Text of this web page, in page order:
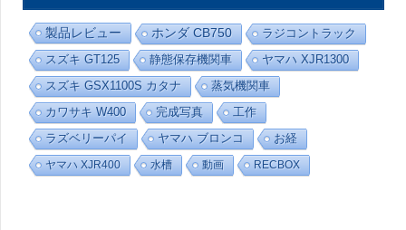
カ
テ
ゴ
リ
ー
製品レビュー ホンダ CB750
ラジコントラック
スズキ GT125
静態保存機関車
ヤマハ XJR1300
スズキ GSX1100S カタナ
蒸気機関車
カワサキ W400
完成写真
工作
ラズベリーパイ
ヤマハ ブロンコ お経
ヤマハ XJR400 水槽 動画 RECBOX